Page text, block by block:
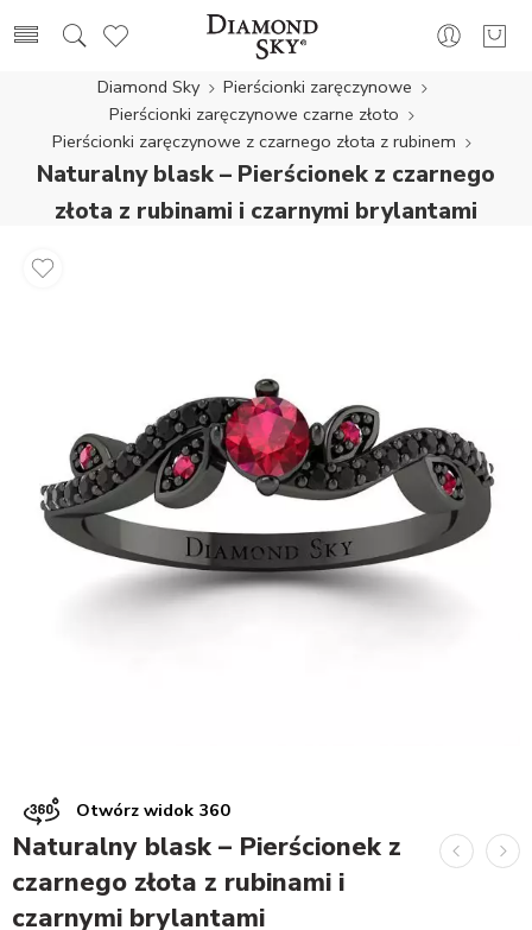
Diamond Sky
Pierścionki zaręczynowe
Pierścionki zaręczynowe czarne złoto
Pierścionki zaręczynowe z czarnego złota z rubinem
Naturalny blask – Pierścionek z czarnego
złota z rubinami i czarnymi brylantami
Otwórz widok 360
Naturalny blask – Pierścionek z
czarnego złota z rubinami i
czarnymi brylantami